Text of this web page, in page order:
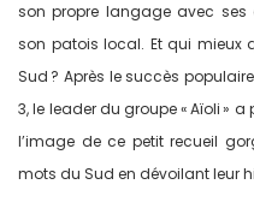
son propre langage avec ses
son patois local. Et qui mieux
Sud ? Après le succès
3, le leader du groupe « Aïoli »
l’image de ce petit recueil
mots du Sud en dévoilant leur